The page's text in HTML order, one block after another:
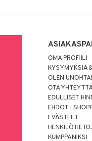
OMA PROFIILI
KYSYMYKSIÄ
OLEN
OTA
EDULLISET
EHDOT -
EVÄSTEET
KUMPPANIKSI